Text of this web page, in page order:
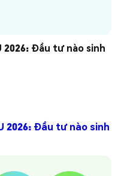
2026: Đầu tư nào sinh
2026: Đầu tư nào sinh